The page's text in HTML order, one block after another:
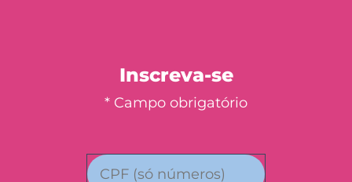
Inscreva-se
* Campo obrigatório